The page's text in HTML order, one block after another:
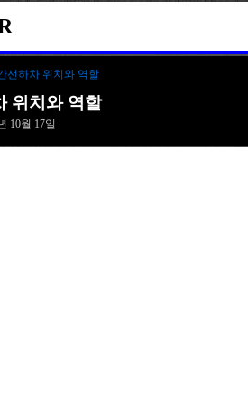
선하차 위치와 역할
위치와 역할
10월 17일